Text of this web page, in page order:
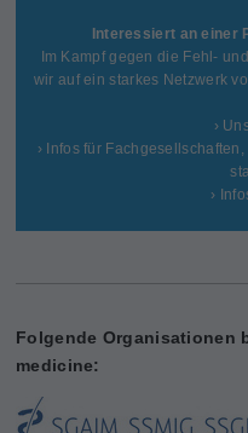
Interessiert an einer
Im Kampf gegen die Fehl-
wir auf ein starkes Netzwerk
›
› Infos für
›
Folgende Organisationen
medicine: